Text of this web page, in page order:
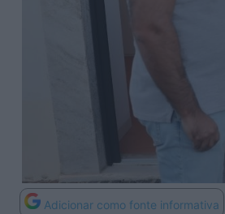
Adicionar como fonte informativa